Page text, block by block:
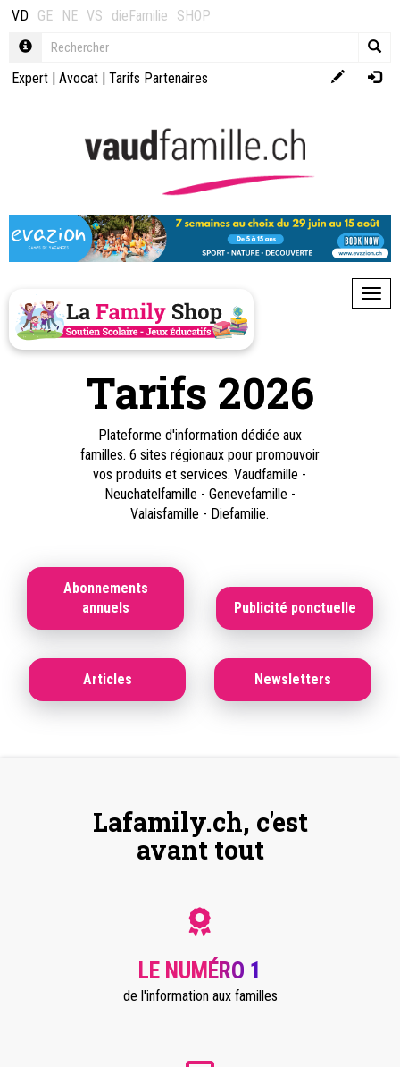
VD GE NE VS dieFamilie SHOP
Expert | Avocat | Tarifs Partenaires
Tarifs 2026
Plateforme d'information dédiée aux
familles. 6 sites régionaux pour promouvoir
vos produits et services. Vaudfamille -
Neuchatelfamille - Genevefamille -
Valaisfamille - Diefamilie.
Abonnements
annuels
Publicité ponctuelle
Articles Newsletters
Lafamily.ch, c'est
avant tout
LE NUMÉRO 1
de l'information aux familles